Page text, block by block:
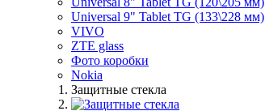
Universal 9" Tablet TG (133\228 мм)
VIVO
ZTE glass
Фото коробки
Nokia
Защитные стекла